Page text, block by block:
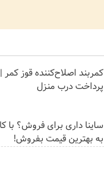
کمربند اصلاح‌کننده قوز کمر |
پرداخت درب منزل
ساینا داری برای فروش؟ با
به بهترین قیمت بفروش!